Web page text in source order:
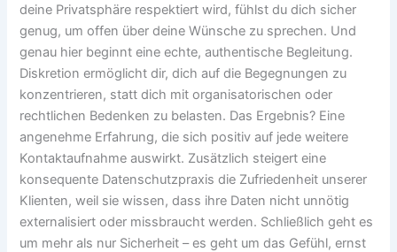
deine Privatsphäre respektiert wird, fühlst du dich sicher
genug, um offen über deine Wünsche zu sprechen. Und
genau hier beginnt eine echte, authentische Begleitung.
Diskretion ermöglicht dir, dich auf die Begegnungen zu
konzentrieren, statt dich mit organisatorischen oder
rechtlichen Bedenken zu belasten. Das Ergebnis? Eine
angenehme Erfahrung, die sich positiv auf jede weitere
Kontaktaufnahme auswirkt. Zusätzlich steigert eine
konsequente Datenschutzpraxis die Zufriedenheit unserer
Klienten, weil sie wissen, dass ihre Daten nicht unnötig
externalisiert oder missbraucht werden. Schließlich geht es
um mehr als nur Sicherheit – es geht um das Gefühl, ernst